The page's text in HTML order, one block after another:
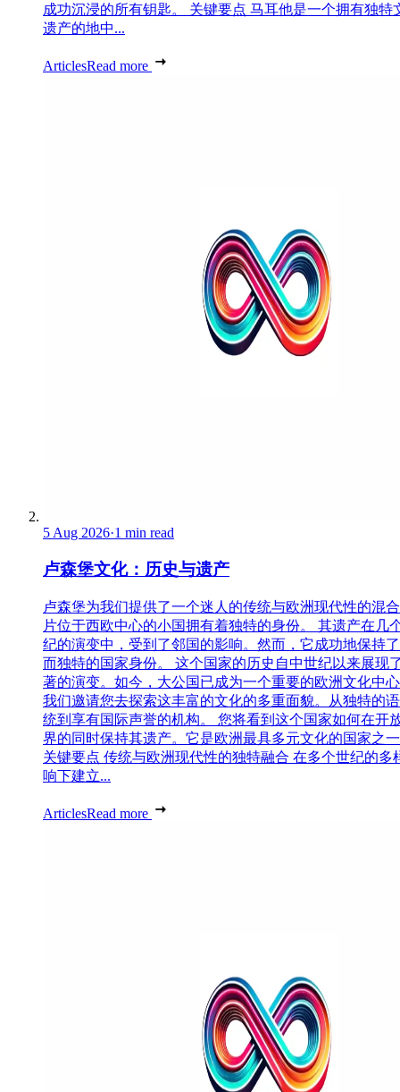
成功沉浸的所有钥匙。 关键要点 马耳他是一个拥有独特
遗产的地中...
ArticlesRead more
5 Aug 2026·1 min read
卢森堡文化：历史与遗产
卢森堡为我们提供了一个迷人的传统与欧洲现代性的混
片位于西欧中心的小国拥有着独特的身份。 其遗产在几
纪的演变中，受到了邻国的影响。然而，它成功地保持
而独特的国家身份。 这个国家的历史自中世纪以来展现
著的演变。如今，大公国已成为一个重要的欧洲文化中
我们邀请您去探索这丰富的文化的多重面貌。从独特的
统到享有国际声誉的机构。 您将看到这个国家如何在开
界的同时保持其遗产。它是欧洲最具多元文化的国家之
关键要点 传统与欧洲现代性的独特融合 在多个世纪的多
响下建立...
ArticlesRead more